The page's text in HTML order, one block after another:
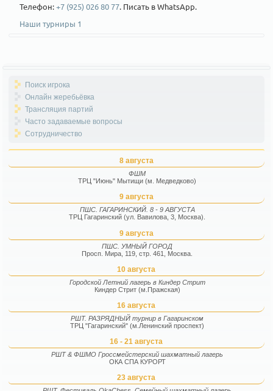
Телефон:+7 (925) 026 80 77. Писать в WhatsApp.
Наши турниры 1
Поиск игрока
Онлайн жеребьёвка
Трансляция партий
Часто задаваемые вопросы
Сотрудничество
8 августа
ФШМ
ТРЦ "Июнь" Мытищи (м. Медведково)
9 августа
ПШС. ГАГАРИНСКИЙ. 8 - 9 АВГУСТА
ТРЦ Гагаринский (ул. Вавилова, 3, Москва).
9 августа
ПШС. УМНЫЙ ГОРОД
Просп. Мира, 119, стр. 461, Москва.
10 августа
Городской Летний лагерь в Киндер Стрит
Киндер Стрит (м.Пражская)
16 августа
РШТ. РАЗРЯДНЫЙ турнир в Гагаринском
ТРЦ "Гагаринский" (м.Ленинский проспект)
16 - 21 августа
РШТ & ФШМО Гроссмейстерский шахматный лагерь
ОКА СПА КУРОРТ
23 августа